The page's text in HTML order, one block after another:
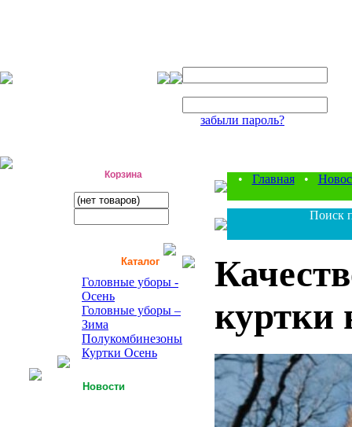
забыли пароль?
Корзина
Каталог
Головные уборы -
Осень
Головные уборы –
Зима
Полукомбинезоны
Куртки Осень
Новости
• Главная•
Поиск
куртки